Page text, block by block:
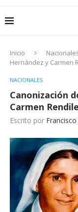
Inicio
Hernández y Carmen
NACIONALES
Canonización
Carmen
Escrito por